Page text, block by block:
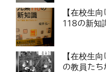
【在校生
118の新知
【在校生
の教員た